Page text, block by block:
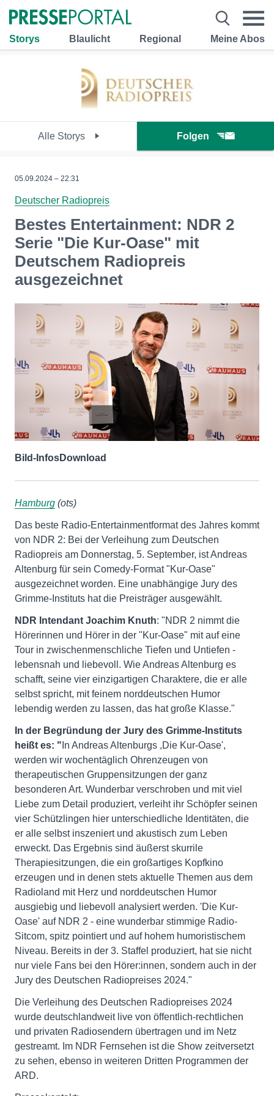
Storys Blaulicht Regional Meine Abos
Alle Storys Folgen
05.09.2024 – 22:31
Deutscher Radiopreis
Bestes Entertainment: NDR 2
Serie "Die Kur-Oase" mit
Deutschem Radiopreis
ausgezeichnet
Bild-InfosDownload
Hamburg (ots)
Das beste Radio-Entertainmentformat des Jahres kommt
von NDR 2: Bei der Verleihung zum Deutschen
Radiopreis am Donnerstag, 5. September, ist Andreas
Altenburg für sein Comedy-Format "Kur-Oase"
ausgezeichnet worden. Eine unabhängige Jury des
Grimme-Instituts hat die Preisträger ausgewählt.
NDR Intendant Joachim Knuth: "NDR 2 nimmt die
Hörerinnen und Hörer in der "Kur-Oase" mit auf eine
Tour in zwischenmenschliche Tiefen und Untiefen -
lebensnah und liebevoll. Wie Andreas Altenburg es
schafft, seine vier einzigartigen Charaktere, die er alle
selbst spricht, mit feinem norddeutschen Humor
lebendig werden zu lassen, das hat große Klasse."
In der Begründung der Jury des Grimme-Instituts
heißt es: " In Andreas Altenburgs ,Die Kur-Oase',
werden wir wochentäglich Ohrenzeugen von
therapeutischen Gruppensitzungen der ganz
besonderen Art. Wunderbar verschroben und mit viel
Liebe zum Detail produziert, verleiht ihr Schöpfer seinen
vier Schützlingen hier unterschiedliche Identitäten, die
er alle selbst inszeniert und akustisch zum Leben
erweckt. Das Ergebnis sind äußerst skurrile
Therapiesitzungen, die ein großartiges Kopfkino
erzeugen und in denen stets aktuelle Themen aus dem
Radioland mit Herz und norddeutschen Humor
ausgiebig und liebevoll analysiert werden. 'Die Kur-
Oase' auf NDR 2 - eine wunderbar stimmige Radio-
Sitcom, spitz pointiert und auf hohem humoristischem
Niveau. Bereits in der 3. Staffel produziert, hat sie nicht
nur viele Fans bei den Hörer:innen, sondern auch in der
Jury des Deutschen Radiopreises 2024."
Die Verleihung des Deutschen Radiopreises 2024
wurde deutschlandweit live von öffentlich-rechtlichen
und privaten Radiosendern übertragen und im Netz
gestreamt. Im NDR Fernsehen ist die Show zeitversetzt
zu sehen, ebenso in weiteren Dritten Programmen der
ARD.